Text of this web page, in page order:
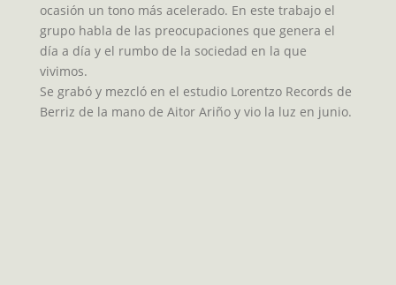
ocasión un tono más acelerado. En este trabajo el
grupo habla de las preocupaciones que genera el
día a día y el rumbo de la sociedad en la que
vivimos.
Se grabó y mezcló en el estudio Lorentzo Records de
Berriz de la mano de Aitor Ariño y vio la luz en junio.